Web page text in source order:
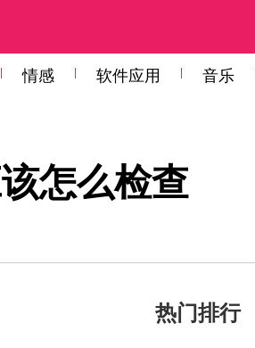
情感 软件应用 音乐
怎么检查
热门排行